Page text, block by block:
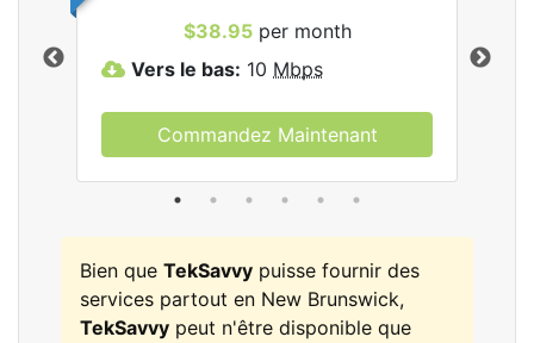
$38.95per month
Vers le bas: 10 Mbps
Commandez Maintenant
Bien que TekSavvy puisse fournir des
services partout en New Brunswick,
TekSavvy peut n'être disponible que